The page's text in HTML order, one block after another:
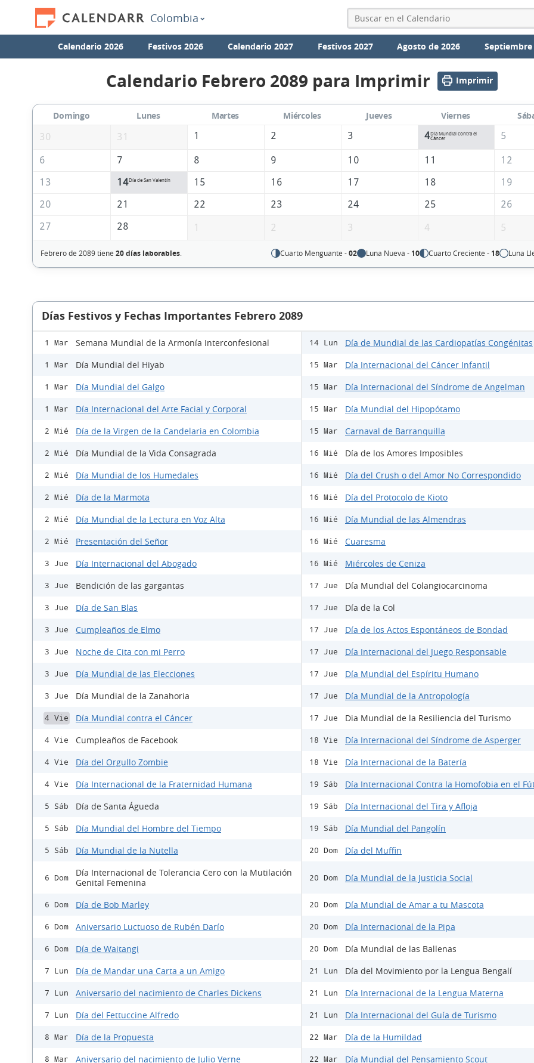
Colombia
Calendario 2026 Festivos 2026 Calendario 2027 Festivos 2027 Agosto de 2026 Septiembre
Calendario Febrero 2089 para Imprimir Imprimir
Domingo Lunes Martes Miércoles Jueves Viernes
30
31 1 2 3 4Día Mundial contra el
Cáncer
5
6 7 8 9 10 11
12
13
14Día de San Valentín 15 16 17 18
19
20
21 22 23 24 25
26
27
28 1 2 3 4 5
Febrero de 2089 tiene 20 días laborables. Cuarto Menguante -02 Luna Nueva - 10 Cuarto Creciente - 18 Luna
Días Festivos y Fechas Importantes Febrero 2089
1 Mar Semana Mundial de la Armonía Interconfesional
1 Mar Día Mundial del Hiyab
1 Mar Día Mundial del Galgo
1 Mar Día Internacional del Arte Facial y Corporal
2 Mié Día de la Virgen de la Candelaria en Colombia
2 Mié Día Mundial de la Vida Consagrada
2 Mié Día Mundial de los Humedales
2 Mié Día de la Marmota
2 Mié Día Mundial de la Lectura en Voz Alta
2 Mié Presentación del Señor
3 Jue Día Internacional del Abogado
3 Jue Bendición de las gargantas
3 Jue Día de San Blas
3 Jue Cumpleaños de Elmo
3 Jue Noche de Cita con mi Perro
3 Jue Día Mundial de las Elecciones
3 Jue Día Mundial de la Zanahoria
4 Vie Día Mundial contra el Cáncer
4 Vie Cumpleaños de Facebook
4 Vie Día del Orgullo Zombie
4 Vie Día Internacional de la Fraternidad Humana
5 Sáb Día de Santa Águeda
5 Sáb Día Mundial del Hombre del Tiempo
5 Sáb Día Mundial de la Nutella
6 Dom
Día Internacional de Tolerancia Cero con la Mutilación
Genital Femenina
6 Dom Día de Bob Marley
6 Dom Aniversario Luctuoso de Rubén Darío
6 Dom Día de Waitangi
7 Lun Día de Mandar una Carta a un Amigo
7 Lun Aniversario del nacimiento de Charles Dickens
7 Lun Día del Fettuccine Alfredo
8 Mar Día de la Propuesta
8 Mar Aniversario del nacimiento de Julio Verne
14 Lun Día de Mundial de las Cardiopatías Congénitas
15 Mar Día Internacional del Cáncer Infantil
15 Mar Día Internacional del Síndrome de Angelman
15 Mar Día Mundial del Hipopótamo
15 Mar Carnaval de Barranquilla
16 Mié Día de los Amores Imposibles
16 Mié Día del Crush o del Amor No Correspondido
16 Mié Día del Protocolo de Kioto
16 Mié Día Mundial de las Almendras
16 Mié Cuaresma
16 Mié Miércoles de Ceniza
17 Jue Día Mundial del Colangiocarcinoma
17 Jue Día de la Col
17 Jue Día de los Actos Espontáneos de Bondad
17 Jue Día Internacional del Juego Responsable
17 Jue Día Mundial del Espíritu Humano
17 Jue Día Mundial de la Antropología
17 Jue Dia Mundial de la Resiliencia del Turismo
18 Vie Día Internacional del Síndrome de Asperger
18 Vie Día Internacional de la Batería
19 Sáb Día Internacional Contra la Homofobia en el
19 Sáb Día Internacional del Tira y Afloja
19 Sáb Día Mundial del Pangolín
20 Dom Día del Muffin
20 Dom Día Mundial de la Justicia Social
20 Dom Día Mundial de Amar a tu Mascota
20 Dom Día Internacional de la Pipa
20 Dom Día Mundial de las Ballenas
21 Lun Día del Movimiento por la Lengua Bengalí
21 Lun Día Internacional de la Lengua Materna
21 Lun Día Internacional del Guía de Turismo
22 Mar Día de la Humildad
22 Mar Día Mundial del Pensamiento Scout